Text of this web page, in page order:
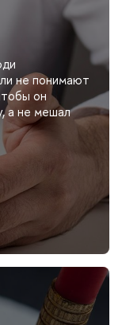
не понимают
он
а не мешал